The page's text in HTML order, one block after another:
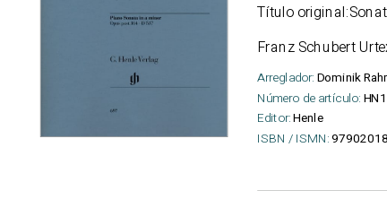
Título
Franz Schubert
Arreglador: Dominik
Número de artículo:
Editor:Henle
ISBN / ISMN: